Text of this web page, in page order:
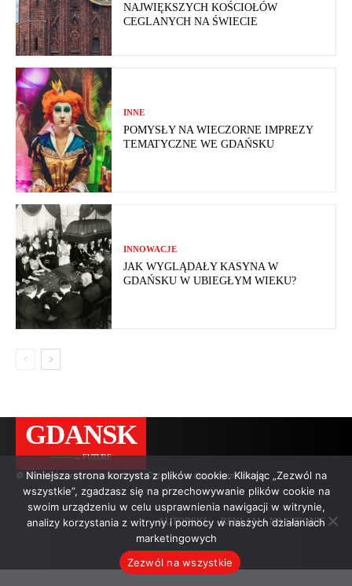
NAJWIĘKSZYCH KOŚCIOŁÓW
CEGLANYCH NA ŚWIECIE
INNE
POMYSŁY NA WIECZORNE IMPREZY
TEMATYCZNE WE GDAŃSKU
INNOWACJE
JAK WYGLĄDAŁY KASYNA W
GDAŃSKU W UBIEGŁYM WIEKU?
GDANSK
———→ FUTURE
© Wszelkie prawa zastrzeżone. Cytaty — z aktywnym linkiem.
AUTORSKI REKLAMA NA STRONIE
Niniejsza strona korzysta z plików cookie. Klikając „Zezwól na
wszystkie”, zgadzasz się na przechowywanie plików cookie na
swoim urządzeniu w celu usprawnienia nawigacji w witrynie,
analizy korzystania z witryny i pomocy w naszych działaniach
marketingowych
Zezwól na wszystkie